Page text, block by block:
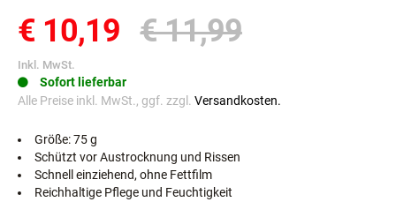
€ 10,19 € 11,99
Inkl. MwSt.
Sofort lieferbar
Alle Preise inkl. MwSt., ggf. zzgl. Versandkosten.
Größe: 75 g
Schützt vor Austrocknung und Rissen
Schnell einziehend, ohne Fettfilm
Reichhaltige Pflege und Feuchtigkeit